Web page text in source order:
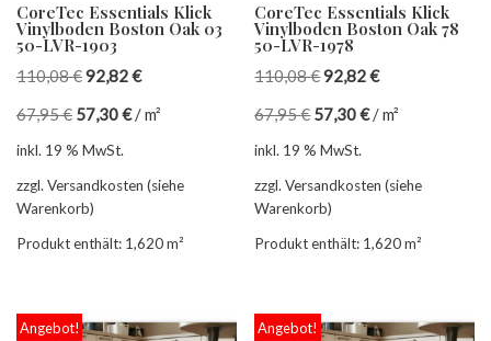
CoreTec Essentials Klick
Vinylboden Boston Oak 03
50-LVR-1903
110,08€92,82€
67,95€ 57,30€/m²
inkl. 19 % MwSt.
zzgl. Versandkosten (siehe
Warenkorb)
Produkt enthält: 1,620m²
CoreTec Essentials Klick
Vinylboden Boston Oak 78
50-LVR-1978
110,08€92,82€
67,95€ 57,30€/m²
inkl. 19 % MwSt.
zzgl. Versandkosten (siehe
Warenkorb)
Produkt enthält: 1,620m²
Angebot! Angebot!